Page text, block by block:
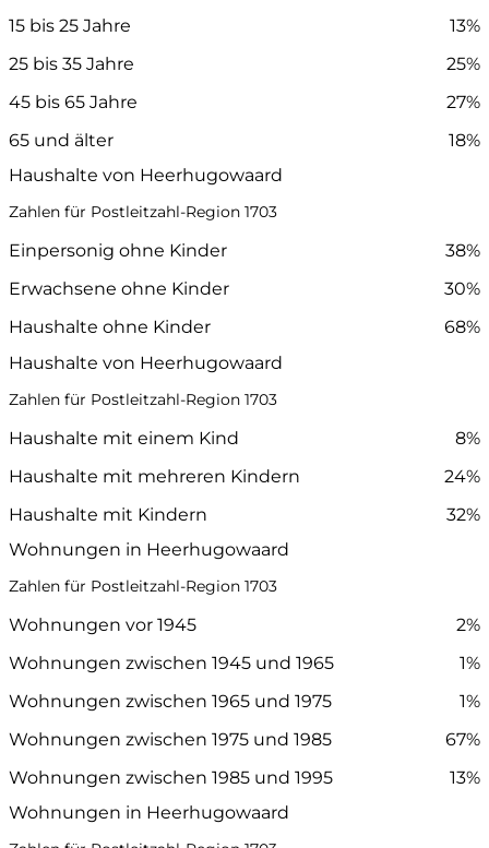
15 bis 25 Jahre
13%
25 bis 35 Jahre
25%
45 bis 65 Jahre
27%
65 und älter
18%
Haushalte von Heerhugowaard
Zahlen für Postleitzahl-Region 1703
Einpersonig ohne Kinder
38%
Erwachsene ohne Kinder
30%
Haushalte ohne Kinder
68%
Haushalte von Heerhugowaard
Zahlen für Postleitzahl-Region 1703
Haushalte mit einem Kind
8%
Haushalte mit mehreren Kindern
24%
Haushalte mit Kindern
32%
Wohnungen in Heerhugowaard
Zahlen für Postleitzahl-Region 1703
Wohnungen vor 1945
2%
Wohnungen zwischen 1945 und 1965
1%
Wohnungen zwischen 1965 und 1975
1%
Wohnungen zwischen 1975 und 1985
67%
Wohnungen zwischen 1985 und 1995
13%
Wohnungen in Heerhugowaard